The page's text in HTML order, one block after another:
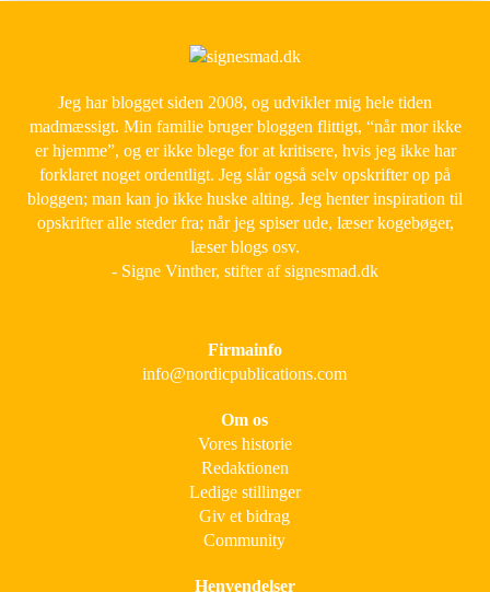
Jeg har blogget siden 2008, og udvikler mig hele tiden
madmæssigt. Min familie bruger bloggen flittigt, “når mor ikke
er hjemme”, og er ikke blege for at kritisere, hvis jeg ikke har
forklaret noget ordentligt. Jeg slår også selv opskrifter op på
bloggen; man kan jo ikke huske alting. Jeg henter inspiration til
opskrifter alle steder fra; når jeg spiser ude, læser kogebøger,
læser blogs osv.
- Signe Vinther, stifter af signesmad.dk
Firmainfo
info@nordicpublications.com
Om os
Vores historie
Redaktionen
Ledige stillinger
Giv et bidrag
Community
Henvendelser